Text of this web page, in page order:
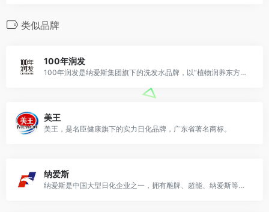
类似品牌
100年润发
100年润发是纳爱斯集团旗下的洗发水品牌，以“植物润养东方美”为品牌理念
美王
美王，是名臣健康旗下的实力日化品牌，广东省著名商标。
纳爱斯
纳爱斯是中国大型日化企业之一，拥有雕牌、超能、纳爱斯等中国日用品品牌。